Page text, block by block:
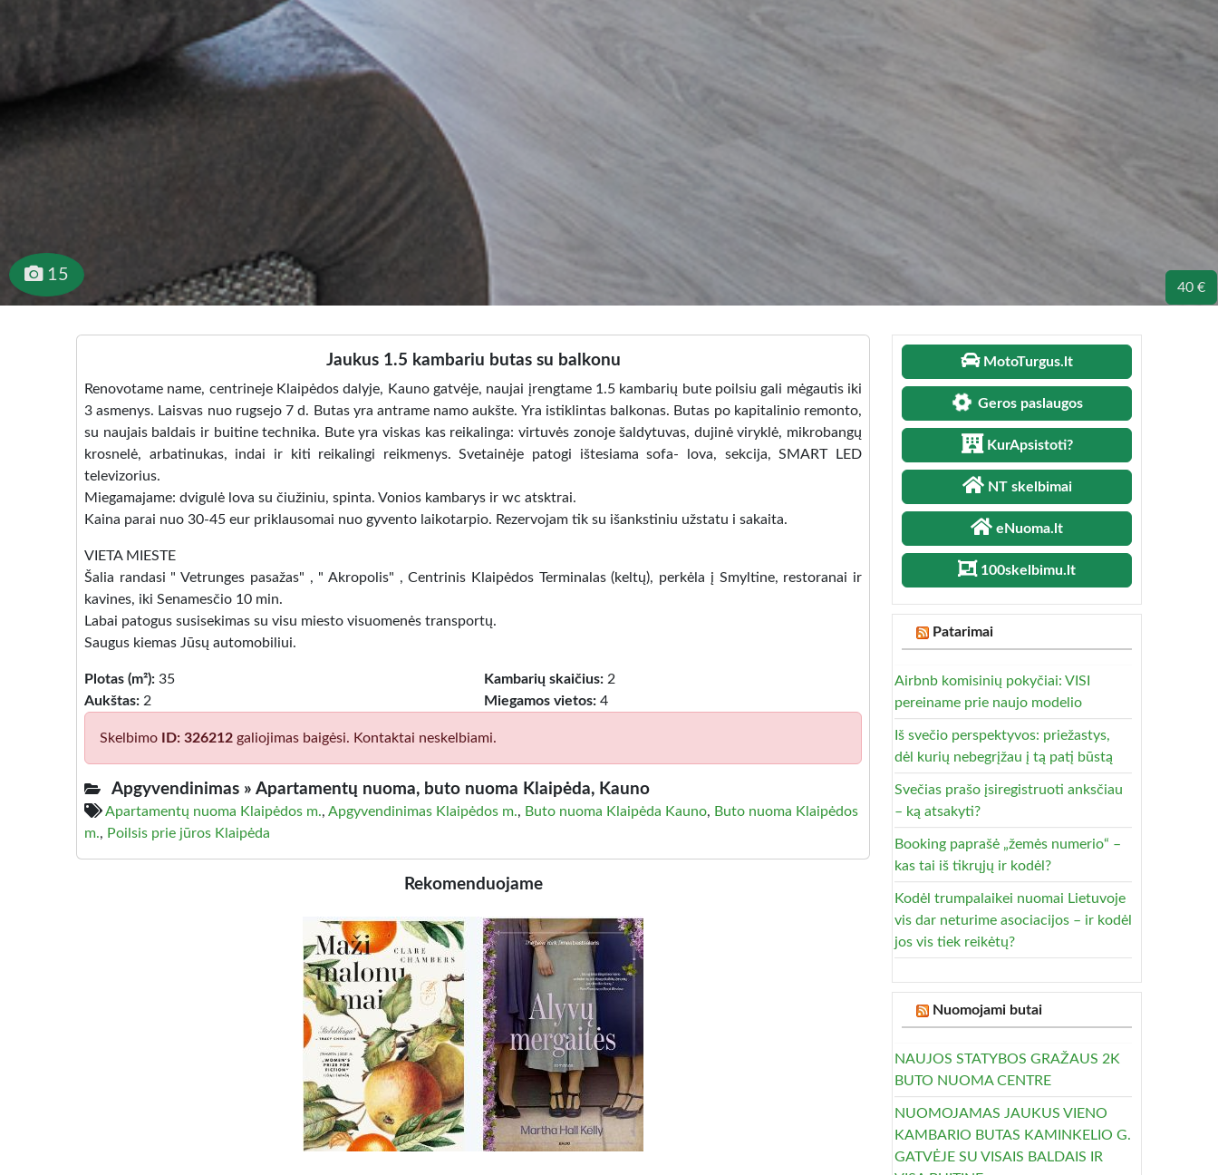
40 €
15
Jaukus 1.5 kambariu butas su balkonu
Renovotame name, centrineje Klaipėdos dalyje, Kauno gatvėje, naujai įrengtame 1.5 kambarių bute poilsiu gali mėgautis iki
3 asmenys. Laisvas nuo rugsejo 7 d. Butas yra antrame namo aukšte. Yra istiklintas balkonas. Butas po kapitalinio remonto,
su naujais baldais ir buitine technika. Bute yra viskas kas reikalinga: virtuvės zonoje šaldytuvas, dujinė viryklė, mikrobangų
krosnelė, arbatinukas, indai ir kiti reikalingi reikmenys. Svetainėje patogi ištesiama sofa- lova, sekcija, SMART LED
televizorius.
Miegamajame: dvigulė lova su čiužiniu, spinta. Vonios kambarys ir wc atsktrai.
Kaina parai nuo 30-45 eur priklausomai nuo gyvento laikotarpio. Rezervojam tik su išankstiniu užstatu i sakaita.
VIETA MIESTE
Šalia randasi " Vetrunges pasažas" , " Akropolis" , Centrinis Klaipėdos Terminalas (keltų), perkėla į Smyltine, restoranai ir
kavines, iki Senamesčio 10 min.
Labai patogus susisekimas su visu miesto visuomenės transportų.
Saugus kiemas Jūsų automobiliui.
Plotas (m²): 35 Kambarių skaičius: 2
Aukštas: 2 Miegamos vietos: 4
Skelbimo ID: 326212 galiojimas baigėsi. Kontaktai neskelbiami.
Apgyvendinimas » Apartamentų nuoma, buto nuoma Klaipėda, Kauno
Apartamentų nuoma Klaipėdos m., Apgyvendinimas Klaipėdos m., Buto nuoma Klaipėda Kauno, Buto nuoma Klaipėdos
m., Poilsis prie jūros Klaipėda
Rekomenduojame
MotoTurgus.lt
Geros paslaugos
KurApsistoti?
NT skelbimai
eNuoma.lt
100skelbimu.lt
Patarimai
Airbnb komisinių pokyčiai: VISI
pereiname prie naujo modelio
Iš svečio perspektyvos: priežastys,
dėl kurių nebegrįžau į tą patį būstą
Svečias prašo įsiregistruoti anksčiau
– ką atsakyti?
Booking paprašė „žemės numerio“ –
kas tai iš tikrųjų ir kodėl?
Kodėl trumpalaikei nuomai Lietuvoje
vis dar neturime asociacijos – ir kodėl
jos vis tiek reikėtų?
Nuomojami butai
NAUJOS STATYBOS GRAŽAUS 2K
BUTO NUOMA CENTRE
NUOMOJAMAS JAUKUS VIENO
KAMBARIO BUTAS KAMINKELIO G.
GATVĖJE SU VISAIS BALDAIS IR